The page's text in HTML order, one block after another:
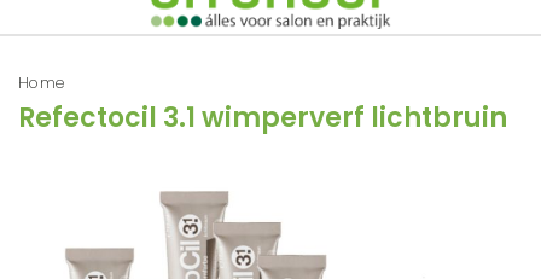
Home
Refectocil 3.1 wimperverf lichtbruin